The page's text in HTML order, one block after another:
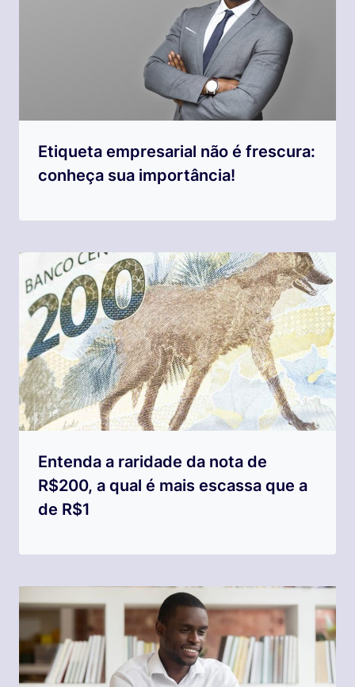
Etiqueta empresarial não é frescura:
conheça sua importância!
Entenda a raridade da nota de
R$200, a qual é mais escassa que a
de R$1